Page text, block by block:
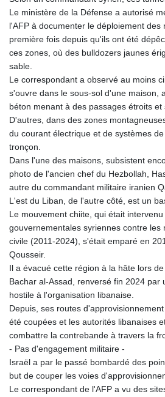
Le ministère de la Défense a autorisé
l'AFP à documenter le déploiement
première fois depuis qu'ils ont été
ces zones, où des bulldozers jaunes
sable.
Le correspondant a observé au moins
s'ouvre dans le sous-sol d'une maison,
béton menant à des passages étroits et
D'autres, dans des zones
du courant électrique et de systèmes
tronçon.
Dans l'une des maisons, subsistent
photo de l'ancien chef du Hezbollah,
autre du commandant militaire iranien
L'est du Liban, de l'autre côté, est un
Le mouvement chiite, qui était
gouvernementales syriennes contre les
civile (2011-2024), s'était emparé en
Qousseir.
Il a évacué cette région à la hâte lors
Bachar al-Assad, renversé fin 2024 par
hostile à l'organisation libanaise.
Depuis, ses routes
été coupées et les autorités libanaises
combattre la contrebande à travers la
- Pas d'engagement militaire -
Israël a par le passé bombardé des
but de couper les voies
Le correspondant de l'AFP a vu des